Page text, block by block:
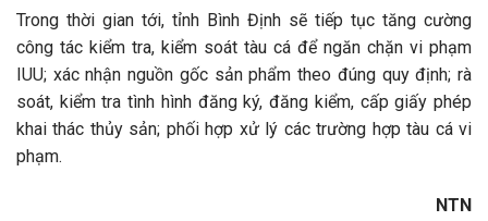
Trong thời gian tới, tỉnh Bình Định sẽ tiếp tục tăng cường
công tác kiểm tra, kiểm soát tàu cá để ngăn chặn vi phạm
IUU; xác nhận nguồn gốc sản phẩm theo đúng quy định; rà
soát, kiểm tra tình hình đăng ký, đăng kiểm, cấp giấy phép
khai thác thủy sản; phối hợp xử lý các trường hợp tàu cá vi
phạm.
NTN